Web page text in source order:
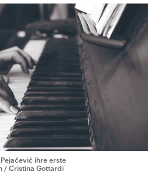
ihre erste
/ Cristina Gottardi